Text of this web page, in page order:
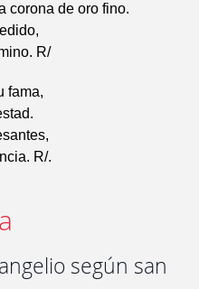
corona de oro fino.
R/
fama,
R/.
según san